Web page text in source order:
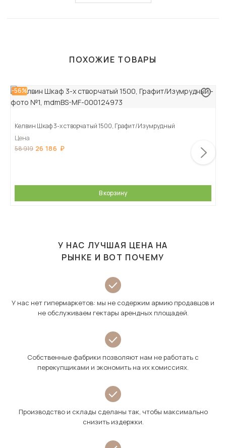
ПОХОЖИЕ ТОВАРЫ
-56%
Келвин Шкаф 3-х створчатый 1500, Графит/Изумрудный
Цена
58 919 26 186
В корзину
У НАС ЛУЧШАЯ ЦЕНА НА
РЫНКЕ И ВОТ ПОЧЕМУ
У нас нет гипермаркетов: мы не содержим армию продавцов и
не обслуживаем гектары арендных площадей.
Собственные фабрики позволяют нам не работать с
перекупщиками и экономить на их комиссиях.
Производство и склады сделаны так, чтобы максимально
снизить издержки.